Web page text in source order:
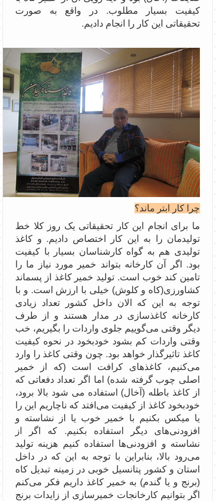
کیفیت بسیار مطلوب. در واقع به صورت
تحقیقاتی این کار را انجام دادیم.
چرا کار ابتر ماند؟
ما برای انجام این کار تحقیقاتی یک روز کلا خط
تولیدمان را به این کار اختصاص دادیم. و کاغذ
تولیدی هم به گواه کارشناسان بسیار با کیفیت
بود. اگر آن کارخانه بتواند خمیر مورد نیاز ما را
تامین کند خوب است. تولید خمیر کاغذ از پسماند
کشاورزی(کاه و کلوش) خیلی با ارزش است. و با
توجه به این که الان داخل کشور تعداد زیادی
کارخانه کاغذسازی در مدار هستند و از طرف
دیگر وقتی می‌گوییم جلوی واردات را بگیریم،‌ خب
وقتی واردات کم بشود خودبخود در نحوه کیفیت
کاغذ تاثیرگذار خواهد بود. چون وقتی کاغذ را وارد
می‌کنیم، کاغذهای کرافت است (که از خمیر
اصلی چوب گرفته شده) اما اگر تعداد دفعاتی که
از کاغذ باطله (آخال) استفاده می شود بالا برود،
خودبخود کاغذ از کیفیت می‌افتد که ناچاریم این را
یا میکس بکنیم با خمیر خوب یا از نشاسته و
افزودنی‌های دیگر استفاده بکنیم. که اگر از
نشاسته و افزودنی‌ها استفاده کنیم هزینه تولید
می‌رود بالا، ‌بنابراین با توجه به این که در داخل
استان و کشور پتانسیل خوبی در زمینه تبدیل کاه
(برنج و یا گندم) به خمیر کاغذ داریم فکر می‌کنم
اگر بتوانیم کارخانجات خمیرسازی از زایدات برنج